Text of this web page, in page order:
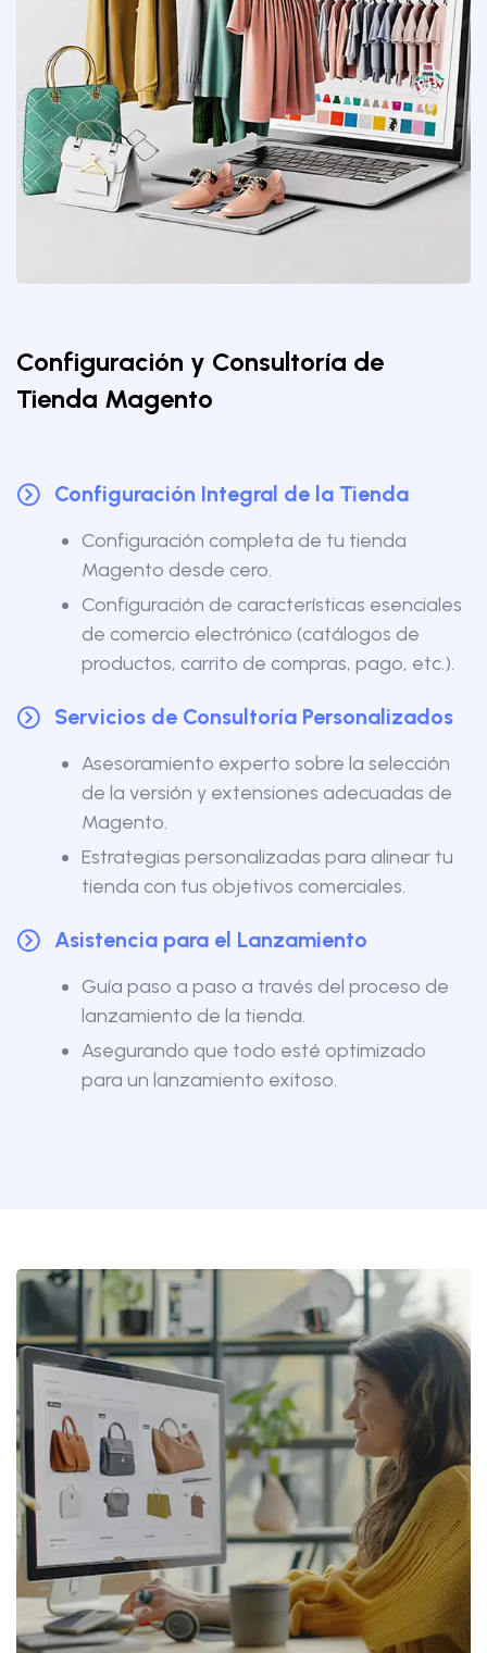
Configuración y Consultoría de
Tienda Magento
Configuración Integral de la Tienda
Configuración completa de tu tienda
Magento desde cero.
Configuración de características esenciales
de comercio electrónico (catálogos de
productos, carrito de compras, pago, etc.).
Servicios de Consultoría Personalizados
Asesoramiento experto sobre la selección
de la versión y extensiones adecuadas de
Magento.
Estrategias personalizadas para alinear tu
tienda con tus objetivos comerciales.
Asistencia para el Lanzamiento
Guía paso a paso a través del proceso de
lanzamiento de la tienda.
Asegurando que todo esté optimizado
para un lanzamiento exitoso.